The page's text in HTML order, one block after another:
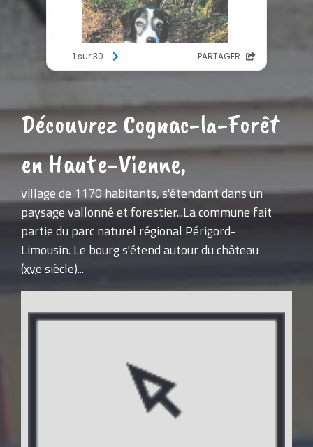
Découvrez Cognac-la-Forêt
en Haute-Vienne,
village de 1170 habitants, s'étendant dans un
paysage vallonné et forestier...La commune fait
partie du parc naturel régional Périgord-
Limousin. Le bourg s'étend autour du château
(xvesiècle)...